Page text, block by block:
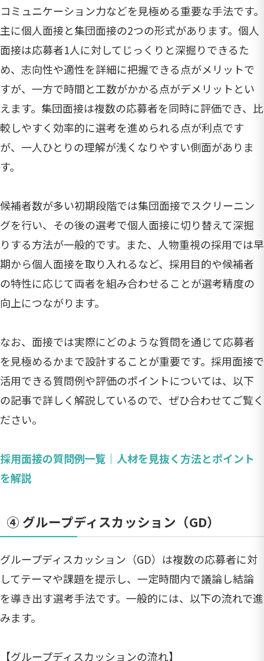
コミュニケーション力などを見極める重要な手法です。
主に個人面接と集団面接の2つの形式があります。個人
面接は応募者1人に対してじっくりと深掘りできるた
め、志向性や適性を詳細に把握できる点がメリットで
すが、一方で時間と工数がかかる点がデメリットとい
えます。集団面接は複数の応募者を同時に評価でき、比
較しやすく効率的に選考を進められる点が利点です
が、一人ひとりの理解が浅くなりやすい側面がありま
す。
候補者数が多い初期段階では集団面接でスクリーニン
グを行い、その後の選考で個人面接に切り替えて深掘
りする方法が一般的です。また、人物重視の採用では早
期から個人面接を取り入れるなど、採用目的や候補者
の特性に応じて両者を組み合わせることが選考精度の
向上につながります。
なお、面接では実際にどのような質問を通じて応募者
を見極めるかまで設計することが重要です。採用面接で
活用できる質問例や評価のポイントについては、以下
の記事で詳しく解説しているので、ぜひ合わせてご覧く
ださい。
採用面接の質問例一覧｜人材を見抜く方法とポイント
を解説
④ グループディスカッション（GD）
グループディスカッション（GD）は複数の応募者に対
してテーマや課題を提示し、一定時間内で議論し結論
を導き出す選考手法です。一般的には、以下の流れで進
みます。
【グループディスカッションの流れ】